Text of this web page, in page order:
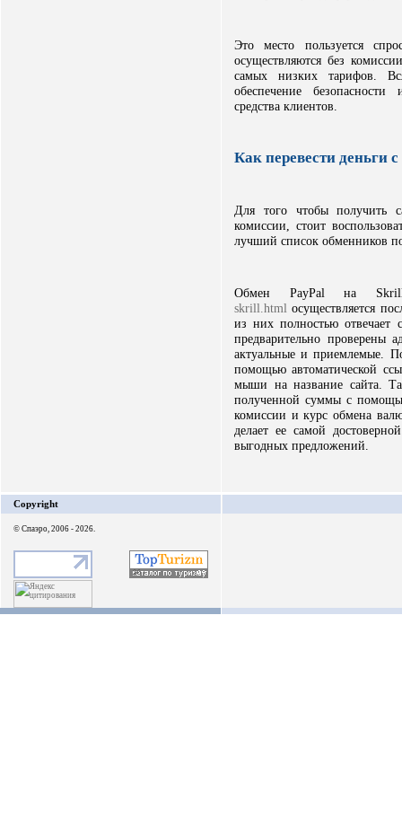
Это место пользуется
осуществляются без
самых низких тарифов.
обеспечение
средства клиентов.
Как перевести деньги
Для того чтобы получить
комиссии, стоит
лучший список обменников
Обмен PayPal на
skrill.html осуществляется
из них полностью отвечает
предварительно проверены
актуальные и приемлемые.
помощью автоматической
мыши на название сайта.
полученной суммы с
комиссии и курс обмена
делает ее самой
выгодных предложений.
Copyright
© Спаэро, 2006 - 2026.